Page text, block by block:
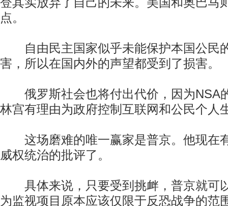
点。
自由民主国家似乎未能保护本国公民
害，所以在国内外的声望都受到了损害。
俄罗斯社会也将付出代价，因为NSA
林宫有理由为政府控制互联网和公民个人
这场磨难的唯一赢家是普京。他现在
威权统治的批评了。
具体来说，只要受到挑衅，普京就可
为监视项目原本应该仅限于反恐战争的范